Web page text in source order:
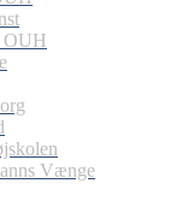
OUH
Vænge